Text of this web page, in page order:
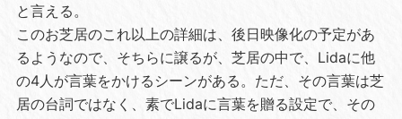
と言える。
このお芝居のこれ以上の詳細は、後日映像化の予定があ
るようなので、そちらに譲るが、芝居の中で、Lidaに他
の4人が言葉をかけるシーンがある。ただ、その言葉は芝
居の台詞ではなく、素でLidaに言葉を贈る設定で、その